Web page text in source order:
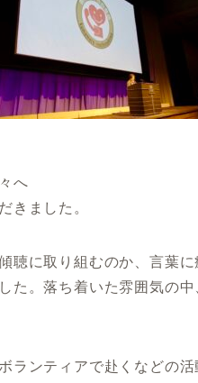
へ
きました。
聴に取り組むのか、言葉
た。落ち着いた雰囲気の
ランティアで赴くなどの